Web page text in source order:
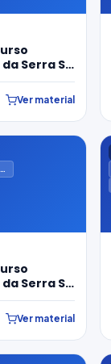
Serra SP
Ver material
Serra SP
Ver material